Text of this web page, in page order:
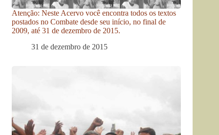
Atenção: Neste Acervo você encontra todos os textos
postados no Combate desde seu início, no final de
2009, até 31 de dezembro de 2015.
31 de dezembro de 2015